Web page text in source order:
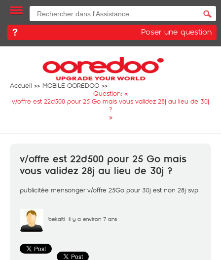
Poser une question
Accueil
MOBILE OOREDOO
Question: «
v/offre est 22d500 pour 25 Go mais vous validez 28j au lieu de 30j
?
»
v/offre est 22d500 pour 25 Go mais
vous validez 28j au lieu de 30j ?
publicitée mensonger v/offre 25Go pour 30j est non 28j svp
bekalti il y a environ 7 ans